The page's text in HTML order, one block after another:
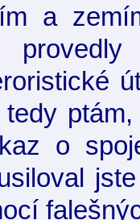
a
o